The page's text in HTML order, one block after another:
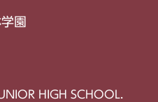
園
HIGH SCHOOL.